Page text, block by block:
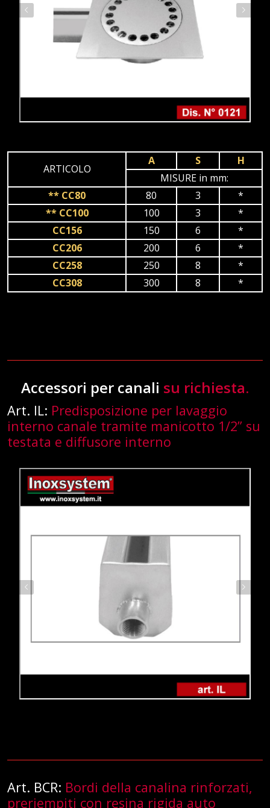
ARTICOLO
A S
H
MISURE in mm:
** CC80
80 3
*
** CC100
100 3
*
CC156
150 6
*
CC206
200 6
*
CC258
250 8
*
CC308
300 8 *
Accessori per canali su richiesta.
Art. IL: Predisposizione per lavaggio
interno canale tramite manicotto 1/2” su
testata e diffusore interno
Art. BCR: Bordi della canalina rinforzati,
preriempiti con resina rigida auto